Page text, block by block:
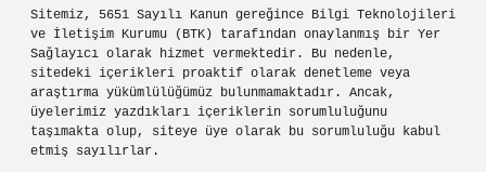
Sitemiz, 5651 Sayılı Kanun gereğince Bilgi Teknolojileri
ve İletişim Kurumu (BTK) tarafından onaylanmış bir Yer
Sağlayıcı olarak hizmet vermektedir. Bu nedenle,
sitedeki içerikleri proaktif olarak denetleme veya
araştırma yükümlülüğümüz bulunmamaktadır. Ancak,
üyelerimiz yazdıkları içeriklerin sorumluluğunu
taşımakta olup, siteye üye olarak bu sorumluluğu kabul
etmiş sayılırlar.